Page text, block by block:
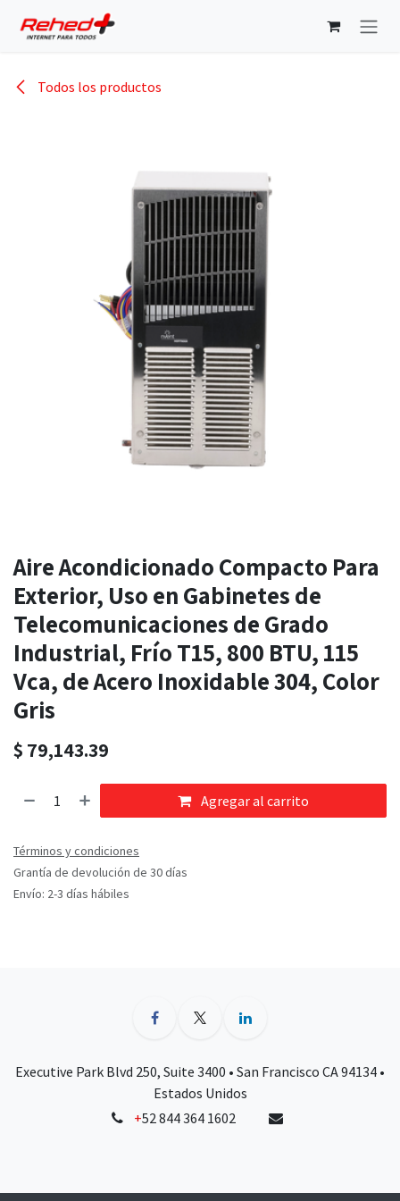
Todos los productos
Aire Acondicionado Compacto Para
Exterior, Uso en Gabinetes de
Telecomunicaciones de Grado
Industrial, Frío T15, 800 BTU, 115
Vca, de Acero Inoxidable 304, Color
Gris
$ 79,143.39
Agregar al carrito
Términos y condiciones
Grantía de devolución de 30 días
Envío: 2-3 días hábiles
Executive Park Blvd 250, Suite 3400 • San Francisco CA 94134 •
Estados Unidos
+52 844 364 1602